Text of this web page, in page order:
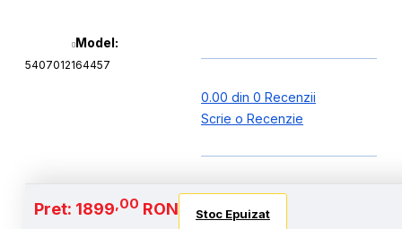
Model:
5407012164457
0.00 din 0 Recenzii
Scrie o Recenzie
Pret: 1899,00 RON Stoc Epuizat
Baterie si Autonomie